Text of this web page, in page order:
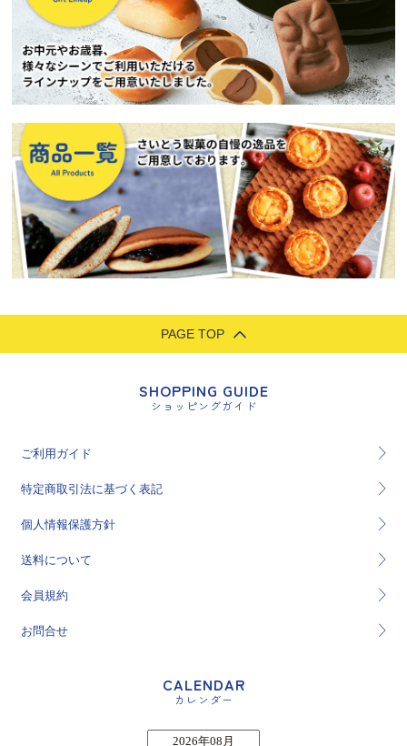
PAGE TOP
SHOPPING GUIDE
ショッピングガイド
ご利用ガイド
特定商取引法に基づく表記
個人情報保護方針
送料について
会員規約
お問合せ
CALENDAR
カレンダー
2026年08月